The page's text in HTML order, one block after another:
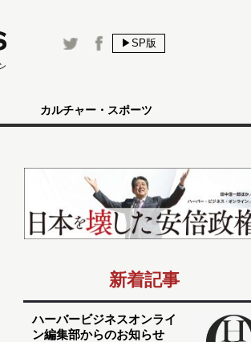
▶SP版
カルチャー・スポーツ
新着記事
ハーバービジネスオンライ
ン編集部からのお知らせ